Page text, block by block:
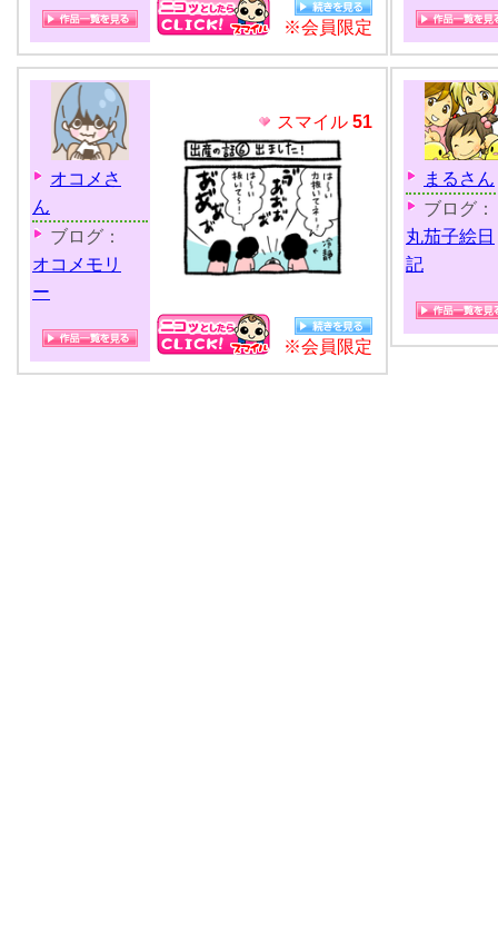
※会員限定
スマイル 51
オコメさ
ん
ブログ：
オコメモリ
ー
※会員限定
まるさん
ブログ：
丸茄子絵日
記